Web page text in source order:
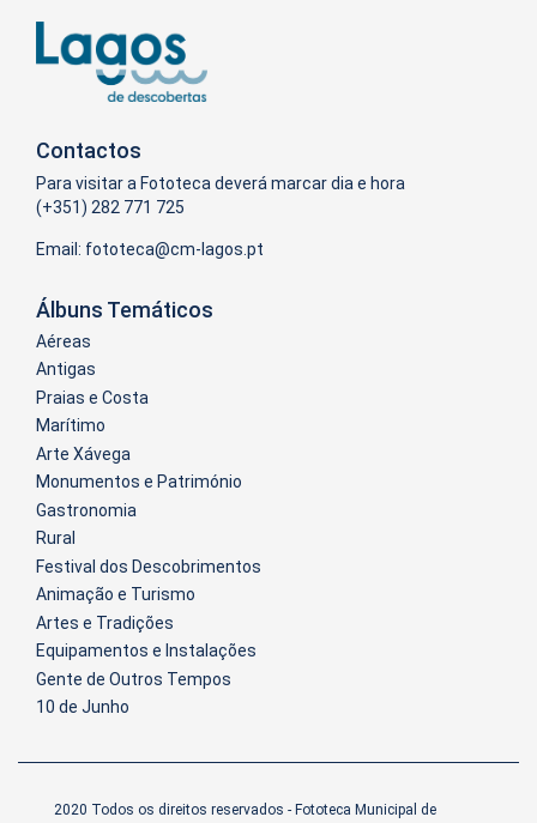
Contactos
Para visitar a Fototeca deverá marcar dia e hora
(+351) 282 771 725
Email:
Álbuns Temáticos
Aéreas
Antigas
Praias e Costa
Marítimo
Arte Xávega
Monumentos e Património
Gastronomia
Rural
Festival dos Descobrimentos
Animação e Turismo
Artes e Tradições
Equipamentos e Instalações
Gente de Outros Tempos
10 de Junho
2020 Todos os direitos reservados - Fototeca Municipal de